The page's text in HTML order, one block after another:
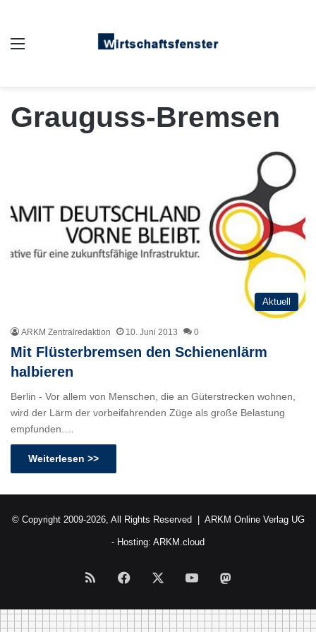
Grauguss-Bremsen
Aktuell
ARKM Zentralredaktion 10. Juni 2013 0
Mit Flüsterbremsen den Schienenlärm
halbieren
Berlin - Vor allem von Menschen, die an Güterstrecken wohnen,
wird der Lärm der vorbeifahrenden Züge als große Belastung
empfunden.…
Weiterlesen >>
© Copyright 2009-2026, All Rights Reserved | ARKM Online Verlag UG
- Hosting: ARKM.cloud
RSS Facebook YouTube